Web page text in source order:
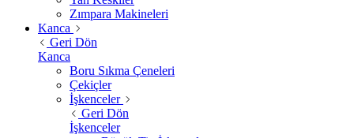
Zımpara Makineleri
Kanca
Geri Dön
Kanca
Boru Sıkma Çeneleri
Çekiçler
İşkenceler
Geri Dön
İşkenceler